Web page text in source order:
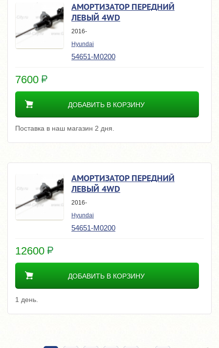
АМОРТИЗАТОР ПЕРЕДНИЙ
ЛЕВЫЙ 4WD
2016-
Hyundai
54651-M0200
7600
ДОБАВИТЬ В КОРЗИНУ
Поставка в наш магазин 2 дня.
АМОРТИЗАТОР ПЕРЕДНИЙ
ЛЕВЫЙ 4WD
2016-
Hyundai
54651-M0200
12600
ДОБАВИТЬ В КОРЗИНУ
1 день.